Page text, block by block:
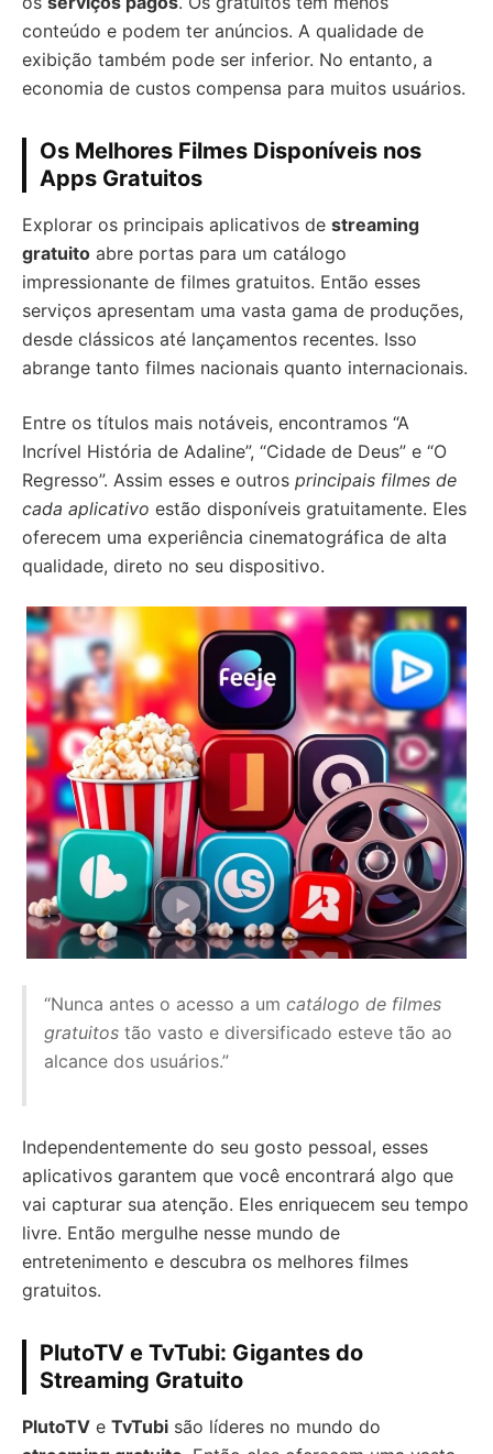
conteúdo e podem ter anúncios. A qualidade de
exibição também pode ser inferior. No entanto, a
economia de custos compensa para muitos usuários.
Os Melhores Filmes Disponíveis nos
Apps Gratuitos
Explorar os principais aplicativos de streaming
gratuito abre portas para um catálogo
impressionante de filmes gratuitos. Então esses
serviços apresentam uma vasta gama de produções,
desde clássicos até lançamentos recentes. Isso
abrange tanto filmes nacionais quanto internacionais.
Entre os títulos mais notáveis, encontramos “A
Incrível História de Adaline”, “Cidade de Deus” e “O
Regresso”. Assim esses e outros principais filmes de
cada aplicativo estão disponíveis gratuitamente. Eles
oferecem uma experiência cinematográfica de alta
qualidade, direto no seu dispositivo.
“Nunca antes o acesso a um catálogo de filmes
gratuitos tão vasto e diversificado esteve tão ao
alcance dos usuários.”
Independentemente do seu gosto pessoal, esses
aplicativos garantem que você encontrará algo que
vai capturar sua atenção. Eles enriquecem seu tempo
livre. Então mergulhe nesse mundo de
entretenimento e descubra os melhores filmes
gratuitos.
PlutoTV e TvTubi: Gigantes do
Streaming Gratuito
PlutoTV e TvTubi são líderes no mundo do